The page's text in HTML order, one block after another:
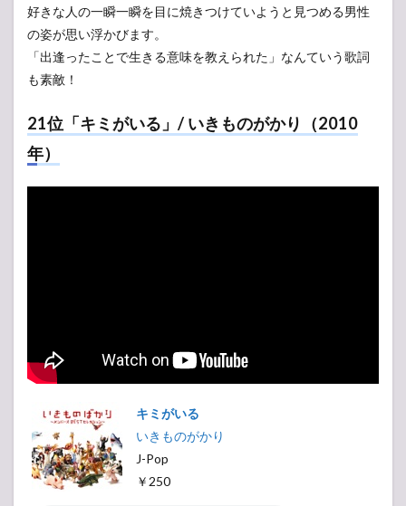
好きな人の一瞬一瞬を目に焼きつけていようと見つめる男性
の姿が思い浮かびます。
「出逢ったことで生きる意味を教えられた」なんていう歌詞
も素敵！
21位「キミがいる」/ いきものがかり（2010
年）
キミがいる
いきものがかり
J-Pop
￥250